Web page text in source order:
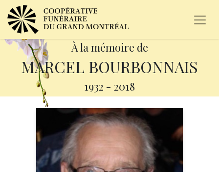
À la mémoire de
MARCEL BOURBONNAIS
1932 - 2018